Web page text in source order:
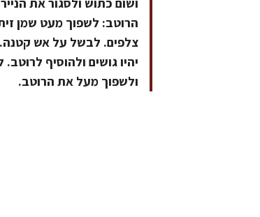
הרוטב: לשפוך מעט שמן
יהיו גושים ולהוסיף
ולשפוך מעל את הרוטב.